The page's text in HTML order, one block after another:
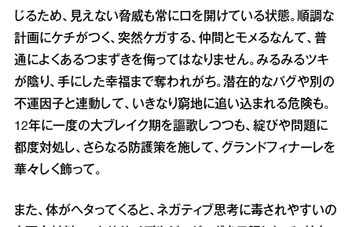
じるため、見えない脅威も常に口を開けている状態。順調な
計画にケチがつく、突然ケガする、仲間とモメるなんて、普
通によくあるつまずきを侮ってはなりません。みるみるツキ
が陰り、手にした幸福まで奪われがち。潜在的なバグや別の
不運因子と連動して、いきなり窮地に追い込まれる危険も。
12年に一度の大ブレイク期を謳歌しつつも、綻びや問題に
都度対処し、さらなる防護策を施して、グランドフィナーレを
華々しく飾って。
また、体がヘタってくると、ネガティブ思考に毒されやすいの